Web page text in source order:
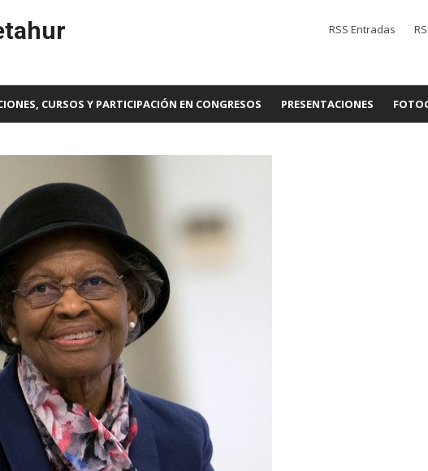
RSS Entradas
CURSOS Y PARTICIPACIÓN EN CONGRESOS PRESENTACIONES